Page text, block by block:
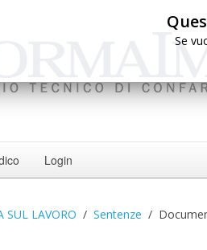
Se
Login
SUL LAVORO Sentenze